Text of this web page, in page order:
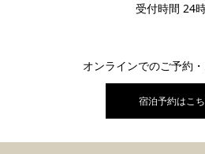
受付時間 24
オンラインでのご予約
宿泊予約はこ